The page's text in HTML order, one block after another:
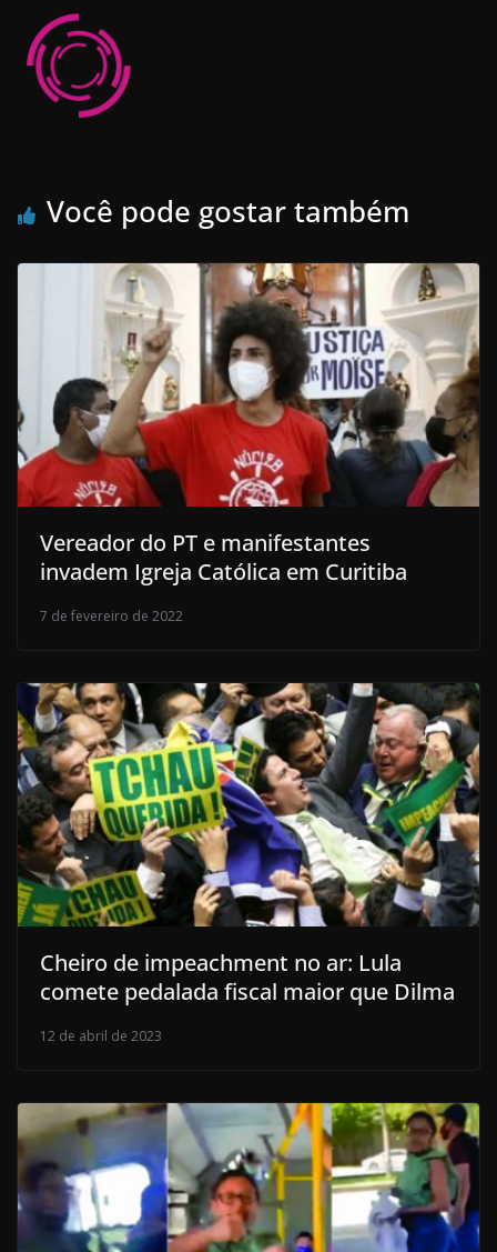
Você pode gostar também
Vereador do PT e manifestantes
invadem Igreja Católica em Curitiba
7 de fevereiro de 2022
Cheiro de impeachment no ar: Lula
comete pedalada fiscal maior que Dilma
12 de abril de 2023